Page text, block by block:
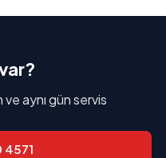
ve aynı gün servis